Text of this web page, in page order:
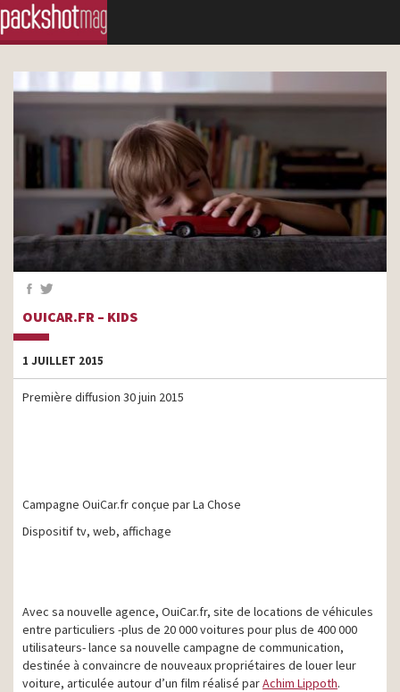
OUICAR.FR – KIDS
1 JUILLET 2015
Première diffusion 30 juin 2015
Campagne OuiCar.fr conçue par La Chose
Dispositif tv, web, affichage
Avec sa nouvelle agence, OuiCar.fr, site de locations de véhicules
entre particuliers -plus de 20 000 voitures pour plus de 400 000
utilisateurs- lance sa nouvelle campagne de communication,
destinée à convaincre de nouveaux propriétaires de louer leur
voiture, articulée autour d’un film réalisé parAchim Lippoth.